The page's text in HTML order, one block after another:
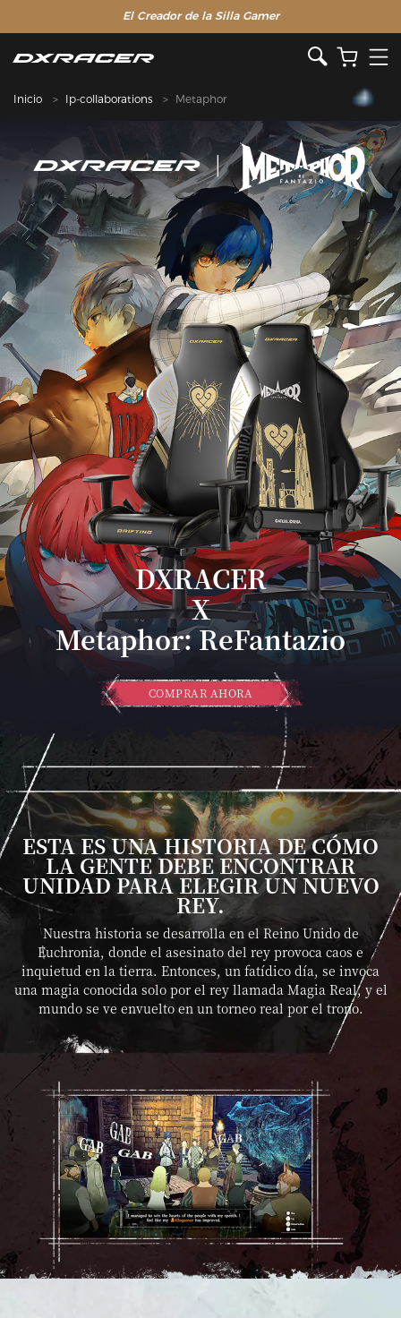
El Creador de la Silla Gamer
Inicio Ip-collaborations Metaphor
DXRACER
X
Metaphor: ReFantazio
COMPRAR AHORA
ESTA ES UNA HISTORIA DE CÓMO
LA GENTE DEBE ENCONTRAR
UNIDAD PARA ELEGIR UN NUEVO
REY.
Nuestra historia se desarrolla en el Reino Unido de
Euchronia, donde el asesinato del rey provoca caos e
inquietud en la tierra. Entonces, un fatídico día, se invoca
una magia conocida solo por el rey llamada Magia Real, y el
mundo se ve envuelto en un torneo real por el trono.